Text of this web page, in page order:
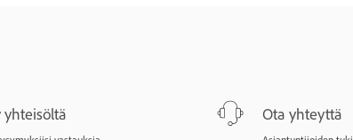
yhteisöltä Ota yhteyttä